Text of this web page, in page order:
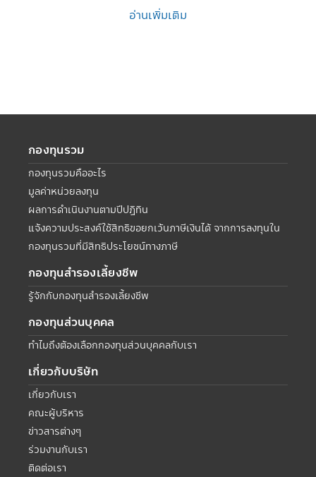
อ่านเพิ่มเติม
กองทุนรวม
กองทุนรวมคืออะไร
มูลค่าหน่วยลงทุน
ผลการดำเนินงานตามปีปฏิทิน
แจ้งความประสงค์ใช้สิทธิขอยกเว้นภาษีเงินได้ จากการลงทุนใน
กองทุนรวมที่มีสิทธิประโยชน์ทางภาษี
กองทุนสำรองเลี้ยงชีพ
รู้จักกับกองทุนสำรองเลี้ยงชีพ
กองทุนส่วนบุคคล
ทำไมถึงต้องเลือกกองทุนส่วนบุคคลกับเรา
เกี่ยวกับบริษัท
เกี่ยวกับเรา
คณะผู้บริหาร
ข่าวสารต่างๆ
ร่วมงานกับเรา
ติดต่อเรา